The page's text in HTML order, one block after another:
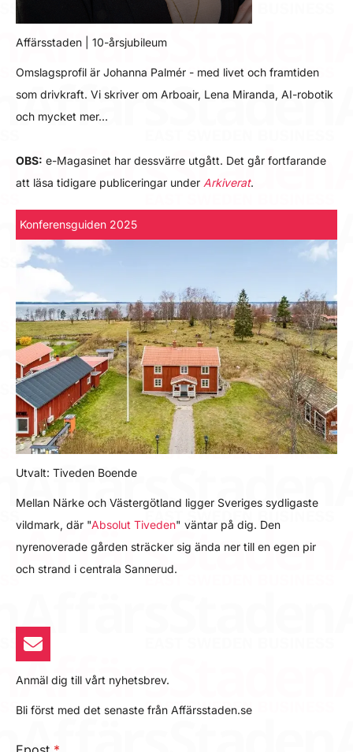
Affärsstaden | 10-årsjubileum
Omslagsprofil är Johanna Palmér - med livet och framtiden
som drivkraft. Vi skriver om Arboair, Lena Miranda, AI-robotik
och mycket mer…
OBS: e-Magasinet har dessvärre utgått. Det går fortfarande
att läsa tidigare publiceringar under Arkiverat.
Konferensguiden 2025
Utvalt: Tiveden Boende
Mellan Närke och Västergötland ligger Sveriges sydligaste
vildmark, där "Absolut Tiveden" väntar på dig. Den
nyrenoverade gården sträcker sig ända ner till en egen pir
och strand i centrala Sannerud.
Anmäl dig till vårt nyhetsbrev.
Bli först med det senaste från Affärsstaden.se